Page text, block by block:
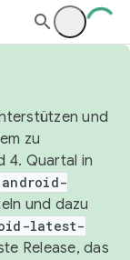
und
zu
4. Quartal in
android-
und dazu
latest-
Release, das